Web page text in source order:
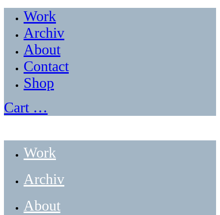
Work
Archiv
About
Contact
Shop
Cart …
Work
Archiv
About